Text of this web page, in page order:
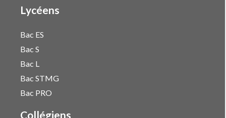
Lycéens
Bac ES
Bac S
Bac L
Bac STMG
Bac PRO
Collégiens